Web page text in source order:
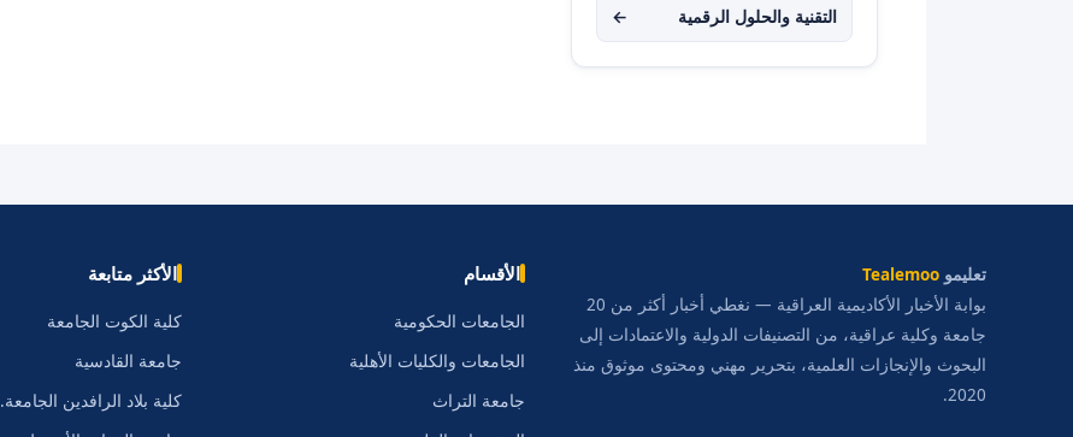
التقنية والحلول الرقمية ←
تعليمو Tealemoo
بوابة الأخبار الأكاديمية العراقية — نغطي أخبار أكثر من 20
جامعة وكلية عراقية، من التصنيفات الدولية والاعتمادات إلى
البحوث والإنجازات العلمية، بتحرير مهني ومحتوى موثوق منذ
2020.
الأقسام
الجامعات الحكومية
الجامعات والكليات الأهلية
جامعة التراث
الأكثر متابعة
كلية الكوت الجامعة
جامعة القادسية
كلية بلاد الرافدين الجامعة.